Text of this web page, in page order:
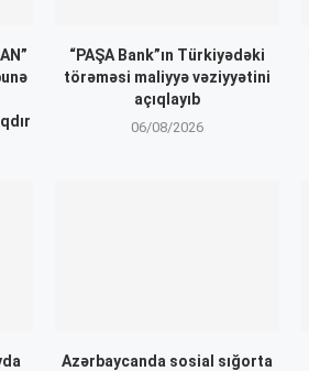
“PAŞA Bank”ın Türkiyədəki
törəməsi maliyyə vəziyyətini
açıqlayıb
06/08/2026
Azərbaycanda sosial sığorta